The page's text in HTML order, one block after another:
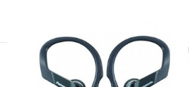
MANETA / MANGO HORNO